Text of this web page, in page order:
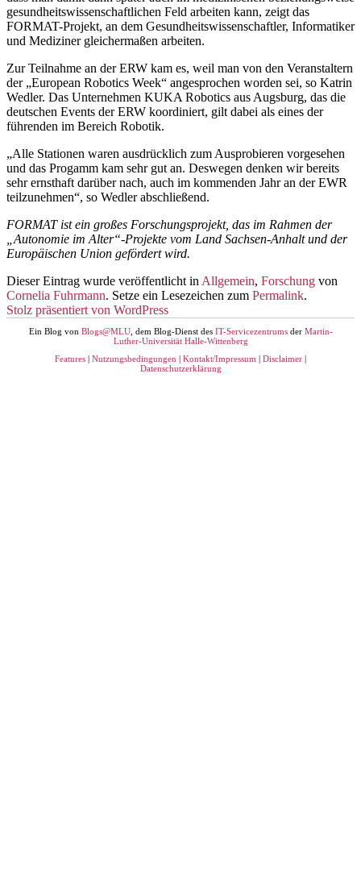
gesundheitswissenschaftlichen Feld arbeiten kann, zeigt das
FORMAT-Projekt, an dem Gesundheitswissenschaftler, Informatiker
und Mediziner gleichermaßen arbeiten.
Zur Teilnahme an der ERW kam es, weil man von den Veranstaltern
der „European Robotics Week“ angesprochen worden sei, so Katrin
Wedler. Das Unternehmen KUKA Robotics aus Augsburg, das die
deutschen Events der ERW koordiniert, gilt dabei als eines der
führenden im Bereich Robotik.
„Alle Stationen waren ausdrücklich zum Ausprobieren vorgesehen
und das Progamm kam sehr gut an. Deswegen denken wir bereits
sehr ernsthaft darüber nach, auch im kommenden Jahr an der EWR
teilzunehmen“, so Wedler abschließend.
FORMAT ist ein großes Forschungsprojekt, das im Rahmen der
„Autonomie im Alter“-Projekte vom Land Sachsen-Anhalt und der
Europäischen Union gefördert wird.
Dieser Eintrag wurde veröffentlicht in Allgemein, Forschung von
Cornelia Fuhrmann. Setze ein Lesezeichen zum Permalink.
Stolz präsentiert von WordPress
Ein Blog von Blogs@MLU, dem Blog-Dienst des IT-Servicezentrumsder Martin-
Luther-Universität Halle-Wittenberg
Features | Nutzungsbedingungen | Kontakt/Impressum | Disclaimer |
Datenschutzerklärung